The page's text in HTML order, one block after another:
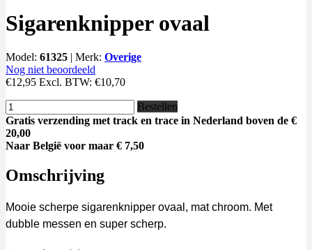
Sigarenknipper ovaal
Model: 61325 | Merk: Overige
Nog niet beoordeeld
€12,95 Excl. BTW: €10,70
Bestellen
Gratis verzending met track en trace in Nederland boven de €
20,00
Naar België voor maar € 7,50
Omschrijving
Mooie scherpe sigarenknipper ovaal, mat chroom. Met
dubble messen en super scherp.